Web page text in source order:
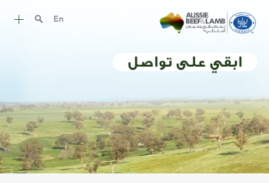
En
طرق الطهي
قطع اللحم
التغذية
الحلال الاسترالي
ابقي على تواصل